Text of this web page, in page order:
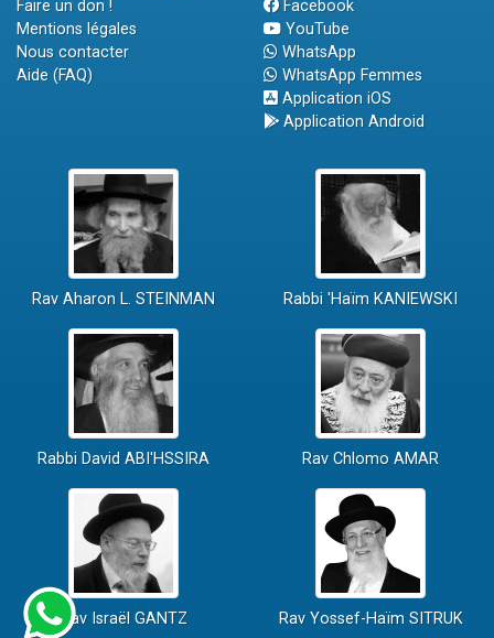
Faire un don !
Mentions légales
Nous contacter
Aide (FAQ)
Facebook
YouTube
WhatsApp
WhatsApp Femmes
Application iOS
Application Android
Rav Aharon L. STEINMAN Rabbi 'Haïm KANIEWSKI
Rabbi David ABI'HSSIRA Rav Chlomo AMAR
Rav Israël GANTZ Rav Yossef-Haïm SITRUK